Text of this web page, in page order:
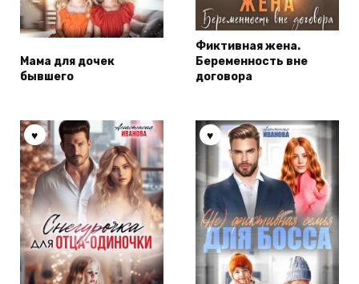
Мама для дочек
бывшего
Фиктивная жена.
Беременность вне
договора